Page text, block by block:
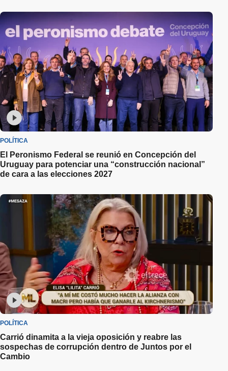
POLÍTICA
El Peronismo Federal se reunió en Concepción del
Uruguay para potenciar una “construcción nacional”
de cara a las elecciones 2027
POLÍTICA
Carrió dinamita a la vieja oposición y reabre las
sospechas de corrupción dentro de Juntos por el
Cambio